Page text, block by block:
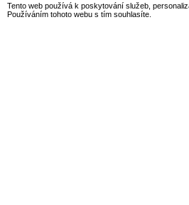
Tento web používá k poskytování služeb,
Používáním tohoto webu s tím souhlasíte.